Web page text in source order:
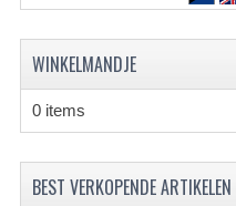
WINKELMANDJE
0 items
BEST VERKOPENDE ARTIKELEN